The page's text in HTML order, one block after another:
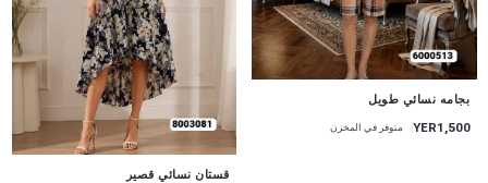
بجامه نسائي طويل
YER1,500 متوفر في المخزن
قستان نسائي قصير